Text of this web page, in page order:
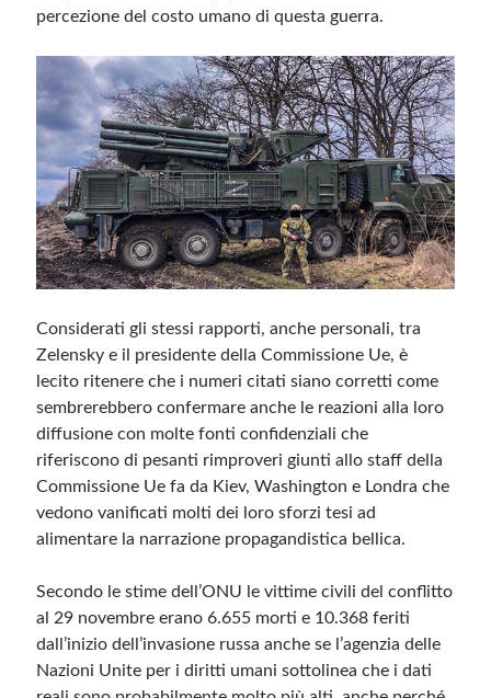
percezione del costo umano di questa guerra.
Considerati gli stessi rapporti, anche personali, tra
Zelensky e il presidente della Commissione Ue, è
lecito ritenere che i numeri citati siano corretti come
sembrerebbero confermare anche le reazioni alla loro
diffusione con molte fonti confidenziali che
riferiscono di pesanti rimproveri giunti allo staff della
Commissione Ue fa da Kiev, Washington e Londra che
vedono vanificati molti dei loro sforzi tesi ad
alimentare la narrazione propagandistica bellica.
Secondo le stime dell’ONU le vittime civili del conflitto
al 29 novembre erano 6.655 morti e 10.368 feriti
dall’inizio dell’invasione russa anche se l’agenzia delle
Nazioni Unite per i diritti umani sottolinea che i dati